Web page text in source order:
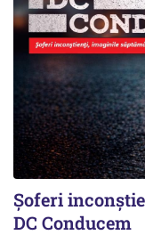
Şoferi
DC Conducem